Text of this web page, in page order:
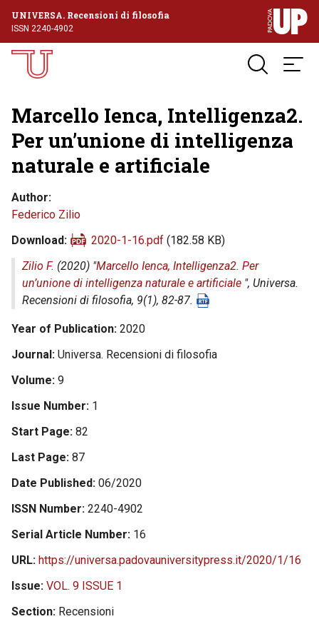
UNIVERSA. Recensioni di filosofia
ISSN 2240-4902
Marcello Ienca, Intelligenza2.
Per un’unione di intelligenza
naturale e artificiale
Author
Federico Zilio
Download
2020-1-16.pdf (182.58 KB)
Zilio F. (2020) "Marcello Ienca, Intelligenza2. Per
un’unione di intelligenza naturale e artificiale ", Universa.
Recensioni di filosofia, 9(1), 82-87.
Year of Publication 2020
Journal Universa. Recensioni di filosofia
Volume 9
Issue Number 1
Start Page 82
Last Page 87
Date Published 06/2020
ISSN Number 2240-4902
Serial Article Number 16
URL https://universa.padovauniversitypress.it/2020/1/16
Issue VOL. 9 ISSUE 1
Section Recensioni